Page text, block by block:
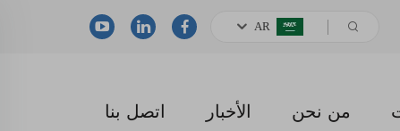
AR
من نحن الأخبار اتصل بنا